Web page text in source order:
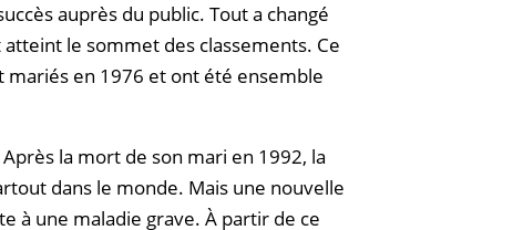
auprès du public. Tout a changé
atteint le sommet des classements. Ce
mariés en 1976 et ont été ensemble
Après la mort de son mari en 1992, la
dans le monde. Mais une nouvelle
à une maladie grave. À partir de ce